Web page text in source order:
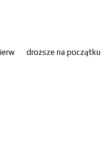
droższe na początku